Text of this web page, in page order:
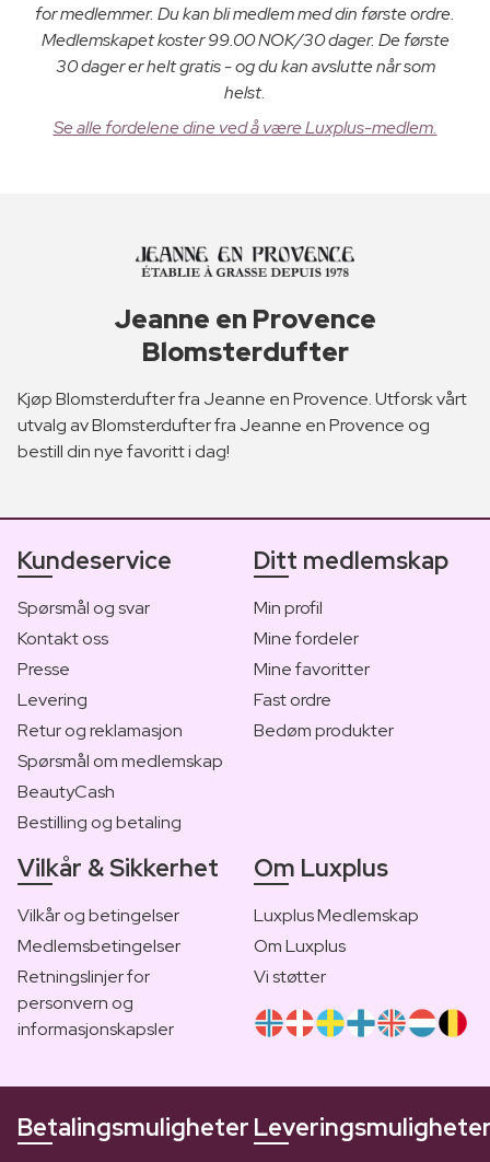
for medlemmer. Du kan bli medlem med din første ordre.
Medlemskapet koster 99.00 NOK/30 dager. De første
30 dager er helt gratis - og du kan avslutte når som
helst.
Se alle fordelene dine ved å være Luxplus-medlem.
Jeanne en Provence
Blomsterdufter
Kjøp Blomsterdufter fra Jeanne en Provence. Utforsk vårt
utvalg av Blomsterdufter fra Jeanne en Provence og
bestill din nye favoritt i dag!
Kundeservice
Spørsmål og svar
Kontakt oss
Presse
Levering
Retur og reklamasjon
Spørsmål om medlemskap
BeautyCash
Bestilling og betaling
Ditt medlemskap
Min profil
Mine fordeler
Mine favoritter
Fast ordre
Bedøm produkter
Vilkår & Sikkerhet
Vilkår og betingelser
Medlemsbetingelser
Retningslinjer for
personvern og
informasjonskapsler
Om Luxplus
Luxplus Medlemskap
Om Luxplus
Vi støtter
Betalingsmuligheter